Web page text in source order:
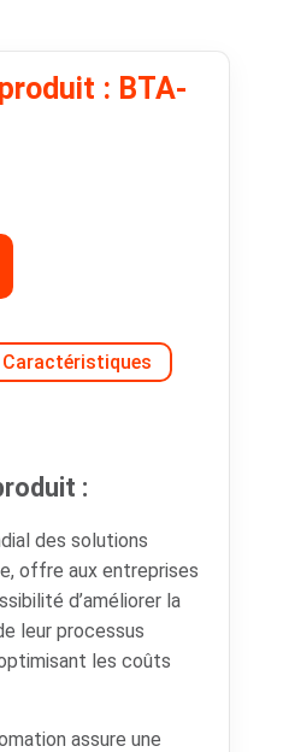
: BTA-
Caractéristiques
:
des solutions
offre aux entreprises
d’améliorer la
leur processus
les coûts
assure une